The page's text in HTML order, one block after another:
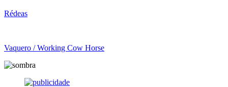
Rédeas
Vaquero / Working Cow Horse